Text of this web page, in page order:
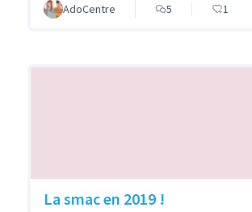
AdoCentre 5 1
La smac en 2019 !